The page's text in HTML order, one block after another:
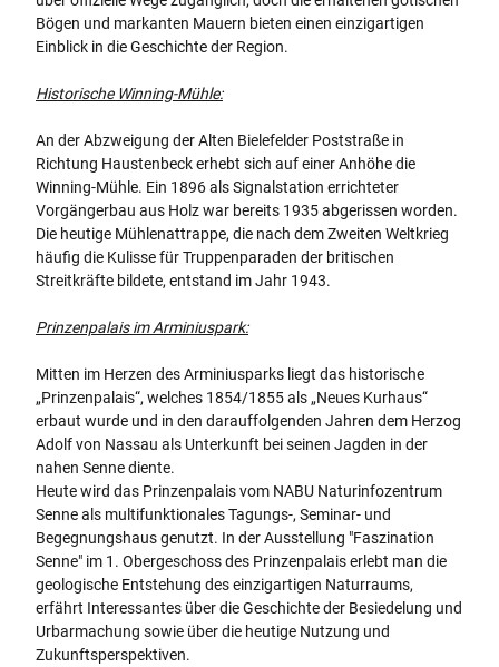
Bögen und markanten Mauern bieten einen einzigartigen
Einblick in die Geschichte der Region.
Historische Winning-Mühle:
An der Abzweigung der Alten Bielefelder Poststraße in
Richtung Haustenbeck erhebt sich auf einer Anhöhe die
Winning-Mühle. Ein 1896 als Signalstation errichteter
Vorgängerbau aus Holz war bereits 1935 abgerissen worden.
Die heutige Mühlenattrappe, die nach dem Zweiten Weltkrieg
häufig die Kulisse für Truppenparaden der britischen
Streitkräfte bildete, entstand im Jahr 1943.
Prinzenpalais im Arminiuspark:
Mitten im Herzen des Arminiusparks liegt das historische
„Prinzenpalais“, welches 1854/1855 als „Neues Kurhaus“
erbaut wurde und in den darauffolgenden Jahren dem Herzog
Adolf von Nassau als Unterkunft bei seinen Jagden in der
nahen Senne diente.
Heute wird das Prinzenpalais vom NABU Naturinfozentrum
Senne als multifunktionales Tagungs-, Seminar- und
Begegnungshaus genutzt. In der Ausstellung "Faszination
Senne" im 1. Obergeschoss des Prinzenpalais erlebt man die
geologische Entstehung des einzigartigen Naturraums,
erfährt Interessantes über die Geschichte der Besiedelung und
Urbarmachung sowie über die heutige Nutzung und
Zukunftsperspektiven.